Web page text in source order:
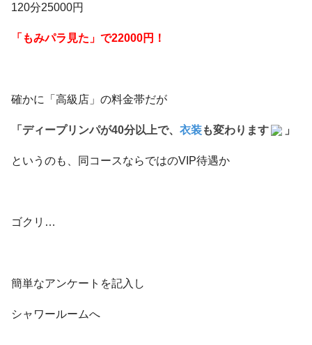
120分25000円
「もみパラ見た」で22000円！
確かに「高級店」の料金帯だが
「ディープリンパが40分以上で、 衣装も変わります 」
というのも、同コースならではのVIP待遇か
ゴクリ…
簡単なアンケートを記入し
シャワールームへ